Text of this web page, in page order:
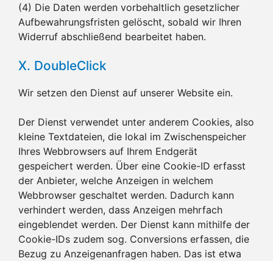
(4) Die Daten werden vorbehaltlich gesetzlicher
Aufbewahrungsfristen gelöscht, sobald wir Ihren
Widerruf abschließend bearbeitet haben.
X. DoubleClick
Wir setzen den Dienst auf unserer Website ein.
Der Dienst verwendet unter anderem Cookies, also
kleine Textdateien, die lokal im Zwischenspeicher
Ihres Webbrowsers auf Ihrem Endgerät
gespeichert werden. Über eine Cookie-ID erfasst
der Anbieter, welche Anzeigen in welchem
Webbrowser geschaltet werden. Dadurch kann
verhindert werden, dass Anzeigen mehrfach
eingeblendet werden. Der Dienst kann mithilfe der
Cookie-IDs zudem sog. Conversions erfassen, die
Bezug zu Anzeigenanfragen haben. Das ist etwa